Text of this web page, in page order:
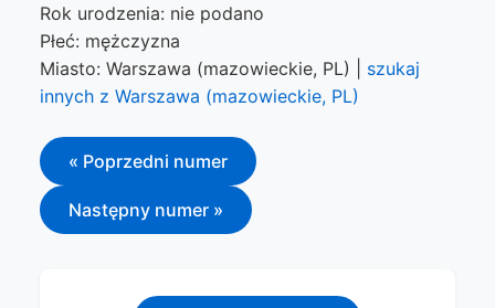
Rok urodzenia: nie podano
Płeć: mężczyzna
Miasto: Warszawa (mazowieckie, PL) | szukaj
innych z Warszawa (mazowieckie, PL)
« Poprzedni numer
Następny numer »